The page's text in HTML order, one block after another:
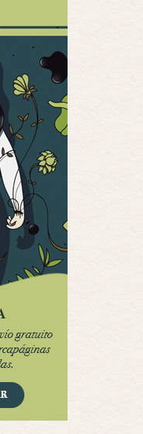
la ver …
Interesante cuando avanza, le falta algo d …
está …